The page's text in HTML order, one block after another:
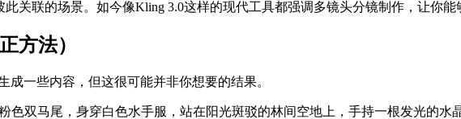
关联的场景。如今像Kling 3.0这样的现代工具都强调多镜头分镜制作，让你能
方法）
成一些内容，但这很可能并非你想要的结果。
色双马尾，身穿白色水手服，站在阳光斑驳的林间空地上，手持一根发光的